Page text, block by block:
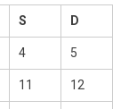
S D
4 5
11 12